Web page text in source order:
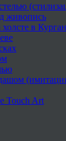
живопись
в
Touch Art